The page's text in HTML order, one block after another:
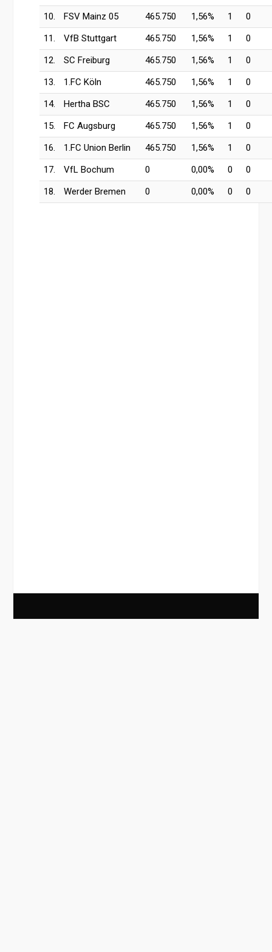
10. FSV Mainz 05 465.750 1,56% 1
0
11.
VfB Stuttgart 465.750 1,56% 1
0
12.
SC Freiburg 465.750 1,56% 1
0
13.
1.FC Köln 465.750 1,56% 1
0
14.
Hertha BSC 465.750 1,56% 1
0
15.
FC Augsburg 465.750 1,56% 1
0
16.
1.FC Union Berlin 465.750 1,56% 1
0
17.
VfL Bochum 0 0,00% 0
0
18.
Werder Bremen 0 0,00% 0 0